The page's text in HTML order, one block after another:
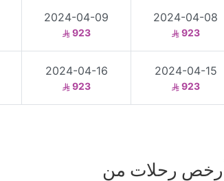
2024-04-08
923
2024-04-09
923
2024-04-15
923
2024-04-16
923
رحلات من